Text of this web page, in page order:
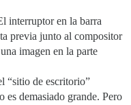
interruptor en la barra
previa junto al compositor
imagen en la parte
“sitio de escritorio”
es demasiado grande. Pero